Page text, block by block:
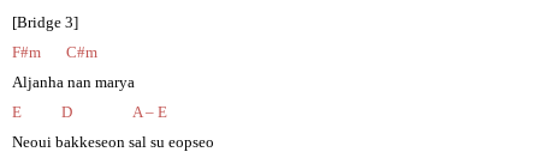
[Bridge 3]
F#m C#m
Aljanha nan marya
E D A – E
Neoui bakkeseon sal su eopseo